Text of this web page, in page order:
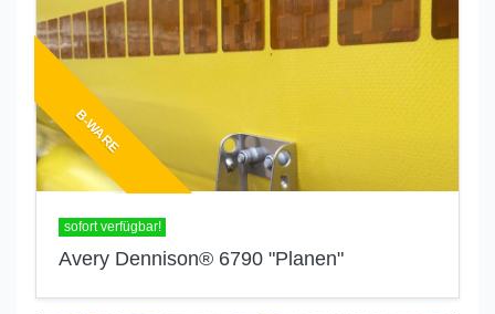
B-WARE
sofort verfügbar!
Avery Dennison® 6790 "Planen"